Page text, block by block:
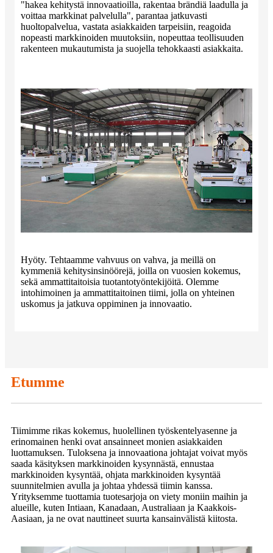
"hakea kehitystä innovaatioilla, rakentaa brändiä laadulla ja
voittaa markkinat palvelulla", parantaa jatkuvasti
huoltopalvelua, vastata asiakkaiden tarpeisiin, reagoida
nopeasti markkinoiden muutoksiin, nopeuttaa teollisuuden
rakenteen mukautumista ja suojella tehokkaasti asiakkaita.
Hyöty. Tehtaamme vahvuus on vahva, ja meillä on
kymmeniä kehitysinsinöörejä, joilla on vuosien kokemus,
sekä ammattitaitoisia tuotantotyöntekijöitä. Olemme
intohimoinen ja ammattitaitoinen tiimi, jolla on yhteinen
uskomus ja jatkuva oppiminen ja innovaatio.
Etumme
Tiimimme rikas kokemus, huolellinen työskentelyasenne ja
erinomainen henki ovat ansainneet monien asiakkaiden
luottamuksen. Tuloksena ja innovaationa johtajat voivat myös
saada käsityksen markkinoiden kysynnästä, ennustaa
markkinoiden kysyntää, ohjata markkinoiden kysyntää
suunnitelmien avulla ja johtaa yhdessä tiimin kanssa.
Yrityksemme tuottamia tuotesarjoja on viety moniin maihin ja
alueille, kuten Intiaan, Kanadaan, Australiaan ja Kaakkois-
Aasiaan, ja ne ovat nauttineet suurta kansainvälistä kiitosta.